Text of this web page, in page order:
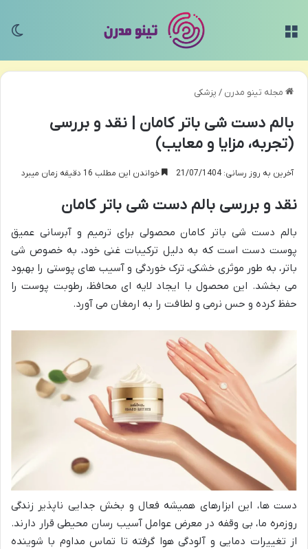
مجله تینو مدرن / پزشکی
بالم دست شی باتر کامان | نقد و بررسی
(تجربه، مزایا و معایب)
آخرین به روز رسانی: 21/07/1404 خواندن این مطلب 16 دقیقه زمان میبرد
نقد و بررسی بالم دست شی باتر کامان
بالم دست شی باتر کامان محصولی برای ترمیم و آبرسانی عمیق
پوست دست است که به دلیل ترکیبات غنی خود، به خصوص شی
باتر، به طور موثری خشکی، ترک خوردگی و آسیب های پوستی را بهبود
می بخشد. این محصول با ایجاد لایه ای محافظ، رطوبت پوست را
حفظ کرده و حس نرمی و لطافت را به ارمغان می آورد.
دست ها، این ابزارهای همیشه فعال و بخش جدایی ناپذیر زندگی
روزمره ما، بی وقفه در معرض عوامل آسیب رسان محیطی قرار دارند.
از تغییرات دمایی و آلودگی هوا گرفته تا تماس مداوم با شوینده